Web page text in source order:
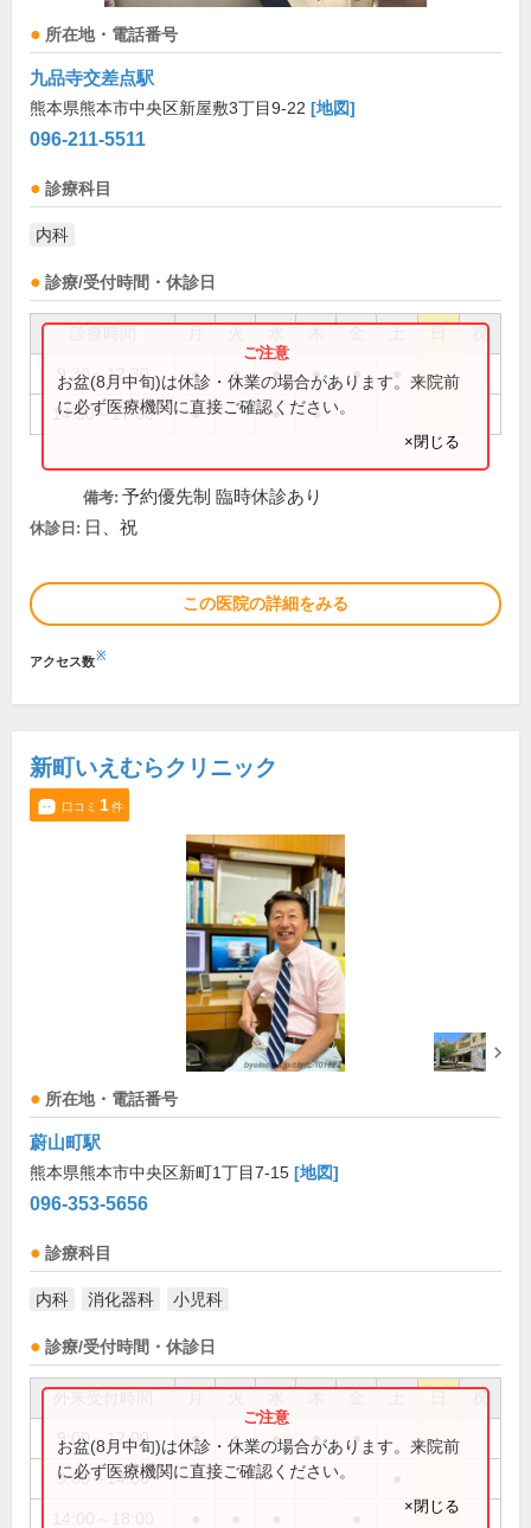
所在地・電話番号
九品寺交差点駅
熊本県熊本市中央区新屋敷3丁目9-22 [地図]
096-211-5511
診療科目
内科
診療/受付時間・休診日
祝
9:30～12:30 ● ● ● ● ●
14:30～17:30 ● ● ●
お盆(8月中旬)は休診・休業の場合があります。来院前
に必ず医療機関に直接ご確認ください。
×閉じる
備考: 予約優先制 臨時休診あり
休診日: 日、祝
この医院の詳細をみる
アクセス数※
新町いえむらクリニック
口コミ 1件
所在地・電話番号
蔚山町駅
熊本県熊本市中央区新町1丁目7-15 [地図]
096-353-5656
診療科目
内科 消化器科 小児科
診療/受付時間・休診日
祝
9:00～12:00 ● ● ● ● ●
9:00～14:00
お盆(8月中旬)は休診・休業の場合があります。来院前
に必ず医療機関に直接ご確認ください。
×閉じる